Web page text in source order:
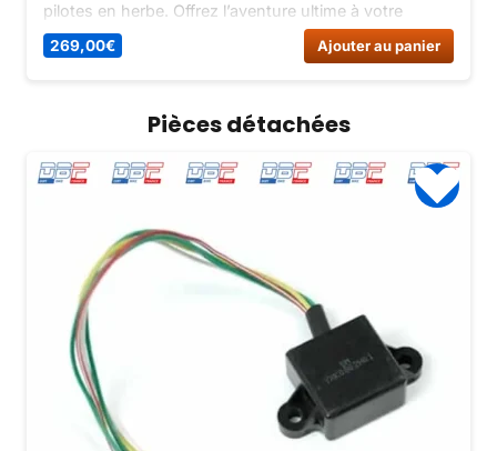
pilotes en herbe. Offrez l’aventure ultime à votre
enfant avec ce quad équipé de roues hors-normes et
d’une batterie puissante.
269,00€ Ajouter au panier
Pièces détachées